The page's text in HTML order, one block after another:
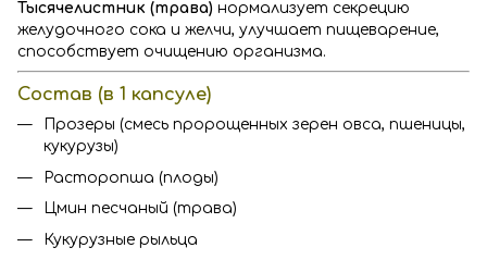
Тысячелистник (трава) нормализует секрецию
желудочного сока и желчи, улучшает пищеварение,
способствует очищению организма.
Состав (в 1 капсуле)
Прозеры (смесь пророщенных зерен овса, пшеницы,
кукурузы)
Расторопша (плоды)
Цмин песчаный (трава)
Кукурузные рыльца